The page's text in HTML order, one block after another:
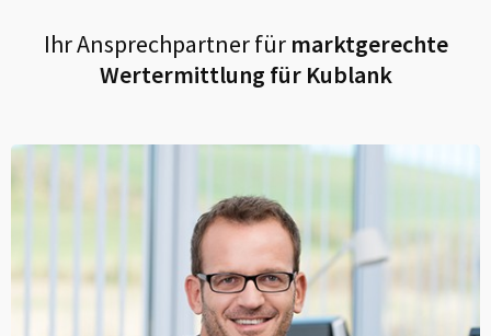
Ihr Ansprechpartner fürmarktgerechte
Wertermittlung für Kublank